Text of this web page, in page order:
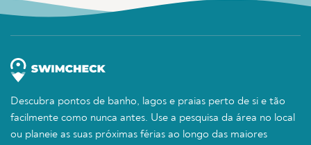
Descubra pontos de banho, lagos e praias perto de si e tão
facilmente como nunca antes. Use a pesquisa da área no local
ou planeie as suas próximas férias ao longo das maiores